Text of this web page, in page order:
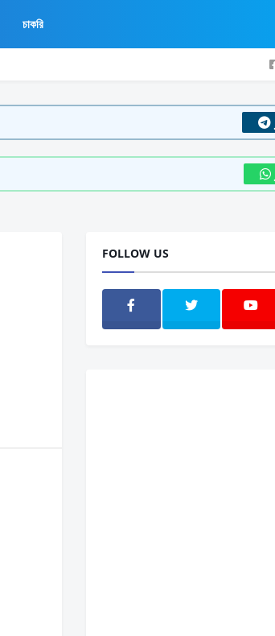
চাকরি
FOLLOW US